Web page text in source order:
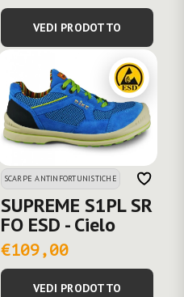
VEDI PRODOTTO
SCARPE ANTINFORTUNISTICHE
SUPREME S1PL SR
FO ESD - Cielo
€109,00
VEDI PRODOTTO